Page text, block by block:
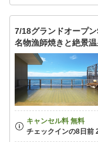
7/18グランドオープ
名物漁師焼きと絶景